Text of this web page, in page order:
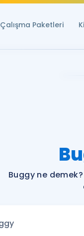
Çalışma Paketleri
Buggy ne